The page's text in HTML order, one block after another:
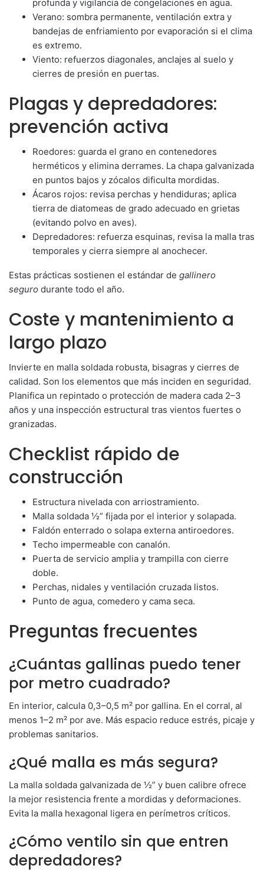
profunda y vigilancia de congelaciones en agua.
Verano: sombra permanente, ventilación extra y
bandejas de enfriamiento por evaporación si el clima
es extremo.
Viento: refuerzos diagonales, anclajes al suelo y
cierres de presión en puertas.
Plagas y depredadores:
prevención activa
Roedores: guarda el grano en contenedores
herméticos y elimina derrames. La chapa galvanizada
en puntos bajos y zócalos dificulta mordidas.
Ácaros rojos: revisa perchas y hendiduras; aplica
tierra de diatomeas de grado adecuado en grietas
(evitando polvo en aves).
Depredadores: refuerza esquinas, revisa la malla tras
temporales y cierra siempre al anochecer.
Estas prácticas sostienen el estándar de gallinero
seguro durante todo el año.
Coste y mantenimiento a
largo plazo
Invierte en malla soldada robusta, bisagras y cierres de
calidad. Son los elementos que más inciden en seguridad.
Planifica un repintado o protección de madera cada 2–3
años y una inspección estructural tras vientos fuertes o
granizadas.
Checklist rápido de
construcción
Estructura nivelada con arriostramiento.
Malla soldada ½” fijada por el interior y solapada.
Faldón enterrado o solapa externa antiroedores.
Techo impermeable con canalón.
Puerta de servicio amplia y trampilla con cierre
doble.
Perchas, nidales y ventilación cruzada listos.
Punto de agua, comedero y cama seca.
Preguntas frecuentes
¿Cuántas gallinas puedo tener
por metro cuadrado?
En interior, calcula 0,3–0,5 m² por gallina. En el corral, al
menos 1–2 m² por ave. Más espacio reduce estrés, picaje y
problemas sanitarios.
¿Qué malla es más segura?
La malla soldada galvanizada de ½” y buen calibre ofrece
la mejor resistencia frente a mordidas y deformaciones.
Evita la malla hexagonal ligera en perímetros críticos.
¿Cómo ventilo sin que entren
depredadores?